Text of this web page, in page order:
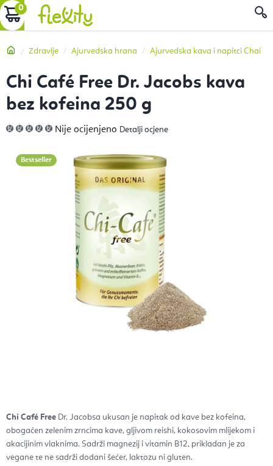
Preskoči
na
KOŠARICA
Početna
Zdravlje Ajurvedska hrana Ajurvedska kava i napitci Chai
Chi Café Free Dr. Jacobsa ukusan je napitak od kave bez kofeina,
obogaćen zelenim zrncima kave, gljivom reishi, kokosovim mlijekom i
akacijinim vlaknima. Sadrži magnezij i vitamin B12, prikladan je za
vegane te ne sadrži dodani šećer, laktozu ni gluten.
Chi Café Free Dr. Jacobs kava
bez kofeina 250 g
Prosječna
ocjena
0,0
od
zvjezdica.
Nije ocijenjeno Detalji ocjene
Bestseller